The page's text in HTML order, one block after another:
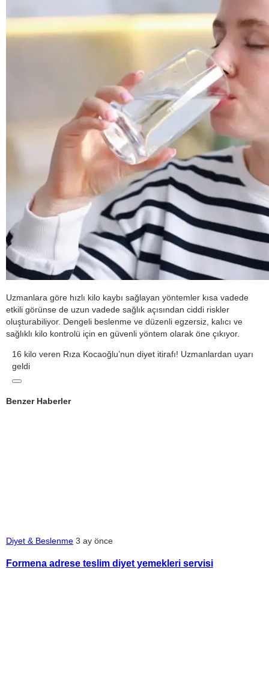
Uzmanlara göre hızlı kilo kaybı sağlayan yöntemler kısa vadede
etkili görünse de uzun vadede sağlık açısından ciddi riskler
oluşturabiliyor. Dengeli beslenme ve düzenli egzersiz, kalıcı ve
sağlıklı kilo kontrolü için en güvenli yöntem olarak öne çıkıyor.
16 kilo veren Rıza Kocaoğlu’nun diyet itirafı! Uzmanlardan uyarı
geldi
Benzer Haberler
Diyet & Beslenme 3 ay önce
Formena adrese teslim diyet yemekleri servisi